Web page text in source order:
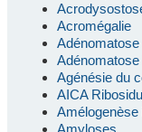
Acromégalie
Agénésie du
AICA
Amélogenèse
Amyloses